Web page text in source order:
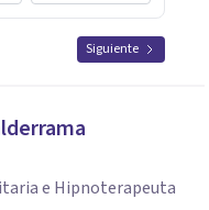
Siguiente
e Hipnoterapeuta